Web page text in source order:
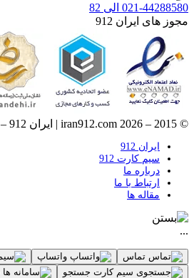
021-44288580 الی 82
مجوز های ایران 912
© 2015 – 2026 iran912.com | ایران 912 – انتخابی برای همیشه.
ایران 912
سیم کارت 912
درباره ما
ارتباط با ما
مقاله ها
...
تماس واتساپ
جستجو